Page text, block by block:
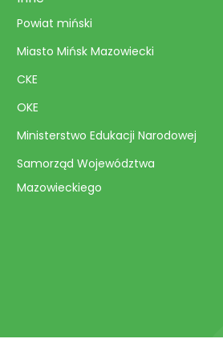
Powiat miński
Miasto Mińsk Mazowiecki
CKE
OKE
Ministerstwo Edukacji Narodowej
Samorząd Województwa
Mazowieckiego